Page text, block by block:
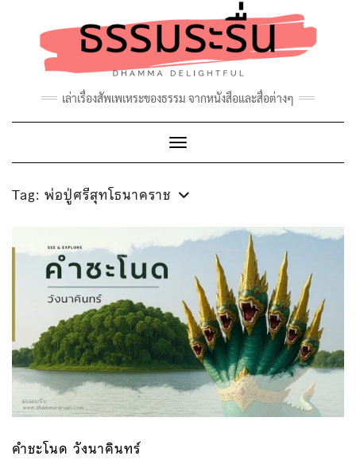
content
เล่าเรื่องสัพเพเหระของธรรม จากหนังสือและสื่อต่างๆ
Toggle Navigation
Tag: พ่อปู่ศรีสุทโธนาคราช
คำชะโนด วังนาคินทร์